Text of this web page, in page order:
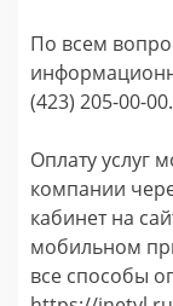
По всем
(423) 205-00-00.
Оплату услуг
компании
кабинет на
мобильном
все способы